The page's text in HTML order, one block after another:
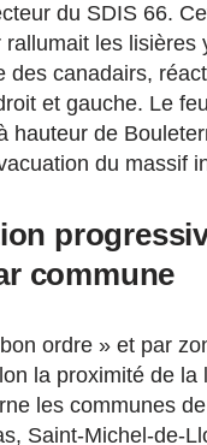
du SDIS 66.
rallumait les lisières
des canadairs,
et gauche. Le
hauteur de
du massif
commune
ordre » et par
la proximité de la
les communes
Saint-Michel-de-